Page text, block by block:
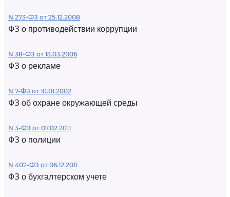
N 273-ФЗ от 25.12.2008
ФЗ о противодействии коррупции
N 38-ФЗ от 13.03.2006
ФЗ о рекламе
N 7-ФЗ от 10.01.2002
ФЗ об охране окружающей среды
N 3-ФЗ от 07.02.2011
ФЗ о полиции
N 402-ФЗ от 06.12.2011
ФЗ о бухгалтерском учете